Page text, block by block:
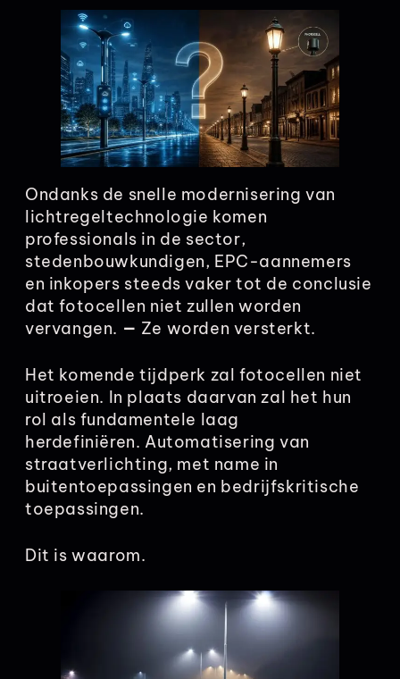
Ondanks de snelle modernisering van
lichtregeltechnologie komen
professionals in de sector,
stedenbouwkundigen, EPC-aannemers
en inkopers steeds vaker tot de conclusie
dat fotocellen niet zullen worden
vervangen. — Ze worden versterkt.
Het komende tijdperk zal fotocellen niet
uitroeien. In plaats daarvan zal het hun
rol als fundamentele laag
herdefiniëren. Automatisering van
straatverlichting, met name in
buitentoepassingen en bedrijfskritische
toepassingen.
Dit is waarom.